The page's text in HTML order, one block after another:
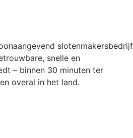
slotenmakersbedrijf
snelle en
– binnen 30 minuten ter
overal in het land.